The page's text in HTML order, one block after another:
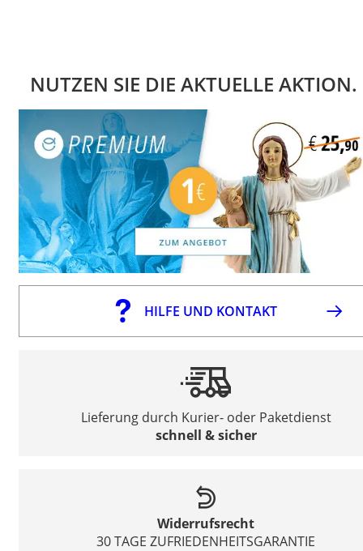
NUTZEN SIE DIE AKTUELLE AKTION.
HILFE UND KONTAKT
Lieferung durch Kurier- oder Paketdienst
schnell & sicher
Widerrufsrecht
30 TAGE ZUFRIEDENHEITSGARANTIE